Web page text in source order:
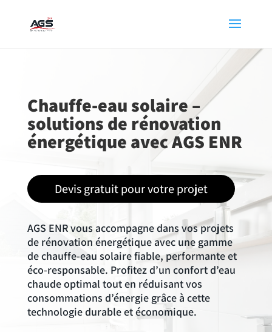
Chauffe-eau solaire –
solutions de rénovation
énergétique avec AGS ENR
Devis gratuit pour votre projet
AGS ENR vous accompagne dans vos projets
de rénovation énergétique avec une gamme
de chauffe-eau solaire fiable, performante et
éco-responsable. Profitez d’un confort d’eau
chaude optimal tout en réduisant vos
consommations d’énergie grâce à cette
technologie durable et économique.